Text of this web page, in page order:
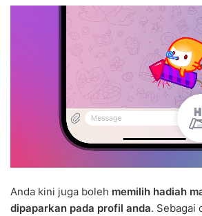
Anda kini juga boleh memilih hadiah
dipaparkan pada profil anda. Sebagai